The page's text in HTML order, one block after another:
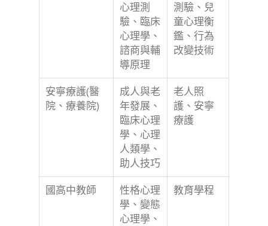
心理測
驗、臨床
心理學、
諮商與輔
導原理
測驗、兒
童心理衡
鑑、行為
改變技術
安寧療護(醫
院、療養院)
成人與老
年發展、
臨床心理
學、心理
人類學、
助人技巧
老人照
護、安寧
療護
國高中教師
性格心理
學、變態
心理學、
教育學程